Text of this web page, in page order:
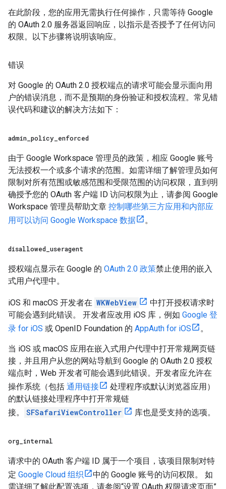
在此阶段，您的应用无需执行任何操作，只需等待 Google
的 OAuth 2.0 服务器返回响应，以指示是否授予了任何访问
权限。以下步骤将说明该响应。
错误
对 Google 的 OAuth 2.0 授权端点的请求可能会显示面向用
户的错误消息，而不是预期的身份验证和授权流程。常见错
误代码和建议的解决方法如下：
admin policy enforced
由于 Google Workspace 管理员的政策，相应 Google 账号
无法授权一个或多个请求的范围。如需详细了解管理员如何
限制对所有范围或敏感范围和受限范围的访问权限，直到明
确授予您的 OAuth 客户端 ID 访问权限为止，请参阅 Google
Workspace 管理员帮助文章 控制哪些第三方应用和内部应
用可以访问 Google Workspace 数据
。
disallowed useragent
授权端点显示在 Google 的 OAuth 2.0 政策禁止使用的嵌入
式用户代理中。
iOS 和 macOS 开发者在 WKWebView
中打开授权请求时
可能会遇到此错误。 开发者应改用 iOS 库，例如 Google 登
录 for iOS 或 OpenID Foundation 的 AppAuth for iOS 。
当 iOS 或 macOS 应用在嵌入式用户代理中打开常规网页链
接，并且用户从您的网站导航到 Google 的 OAuth 2.0 授权
端点时，Web 开发者可能会遇到此错误。开发者应允许在
操作系统（包括 通用链接
处理程序或默认浏览器应用）
的默认链接处理程序中打开常规链
接。
SFSafariViewController 库也是受支持的选项。
org internal
请求中的 OAuth 客户端 ID 属于一个项目，该项目限制对特
定 Google Cloud 组织
中的 Google 账号的访问权限。 如
需详细了解此配置选项，请参阅“设置 OAuth 权限请求页面”